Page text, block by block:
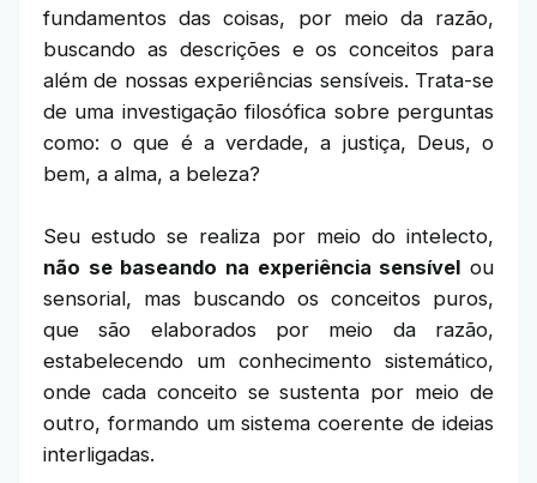
fundamentos das coisas, por meio da razão,
buscando as descrições e os conceitos para
além de nossas experiências sensíveis. Trata-se
de uma investigação filosófica sobre perguntas
como: o que é a verdade, a justiça, Deus, o
bem, a alma, a beleza?
Seu estudo se realiza por meio do intelecto,
não se baseando na experiência sensível ou
sensorial, mas buscando os conceitos puros,
que são elaborados por meio da razão,
estabelecendo um conhecimento sistemático,
onde cada conceito se sustenta por meio de
outro, formando um sistema coerente de ideias
interligadas.